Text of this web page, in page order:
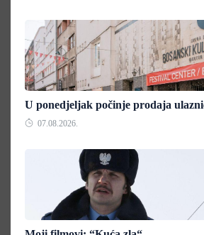
U ponedjeljak počinje prodaja
07.08.2026.